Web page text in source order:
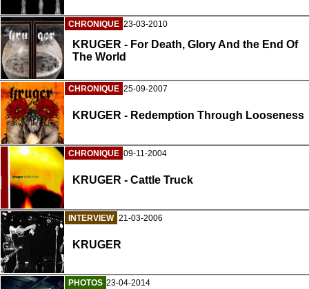
CHRONIQUE 23-03-2010
KRUGER - For Death, Glory And the End Of
The World
CHRONIQUE 25-09-2007
KRUGER - Redemption Through Looseness
CHRONIQUE 09-11-2004
KRUGER - Cattle Truck
INTERVIEW 21-03-2006
KRUGER
PHOTOS 23-04-2014